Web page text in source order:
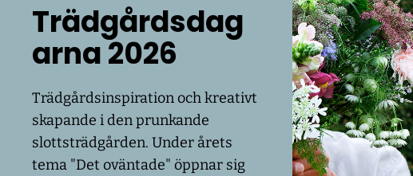
Trädgårdsdag
arna 2026
Trädgårdsinspiration och kreativt
skapande i den prunkande
slottsträdgården. Under årets
tema "Det oväntade" öppnar sig